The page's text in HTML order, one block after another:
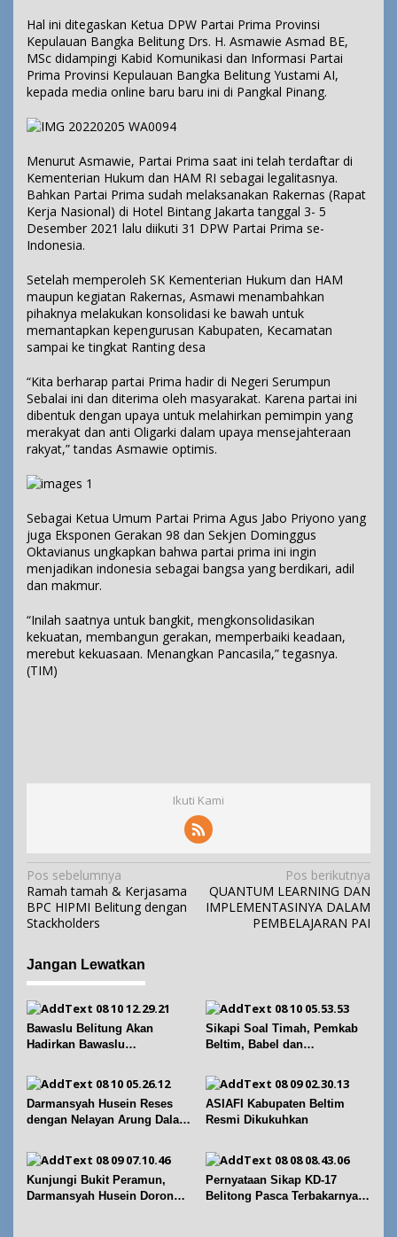
Hal ini ditegaskan Ketua DPW Partai Prima Provinsi
Kepulauan Bangka Belitung Drs. H. Asmawie Asmad BE,
MSc didampingi Kabid Komunikasi dan Informasi Partai
Prima Provinsi Kepulauan Bangka Belitung Yustami AI,
kepada media online baru baru ini di Pangkal Pinang.
Menurut Asmawie, Partai Prima saat ini telah terdaftar di
Kementerian Hukum dan HAM RI sebagai legalitasnya.
Bahkan Partai Prima sudah melaksanakan Rakernas (Rapat
Kerja Nasional) di Hotel Bintang Jakarta tanggal 3- 5
Desember 2021 lalu diikuti 31 DPW Partai Prima se-
Indonesia.
Setelah memperoleh SK Kementerian Hukum dan HAM
maupun kegiatan Rakernas, Asmawi menambahkan
pihaknya melakukan konsolidasi ke bawah untuk
memantapkan kepengurusan Kabupaten, Kecamatan
sampai ke tingkat Ranting desa
“Kita berharap partai Prima hadir di Negeri Serumpun
Sebalai ini dan diterima oleh masyarakat. Karena partai ini
dibentuk dengan upaya untuk melahirkan pemimpin yang
merakyat dan anti Oligarki dalam upaya mensejahteraan
rakyat,” tandas Asmawie optimis.
Sebagai Ketua Umum Partai Prima Agus Jabo Priyono yang
juga Eksponen Gerakan 98 dan Sekjen Dominggus
Oktavianus ungkapkan bahwa partai prima ini ingin
menjadikan indonesia sebagai bangsa yang berdikari, adil
dan makmur.
“Inilah saatnya untuk bangkit, mengkonsolidasikan
kekuatan, membangun gerakan, memperbaiki keadaan,
merebut kekuasaan. Menangkan Pancasila,” tegasnya.
(TIM)
Ikuti Kami
N
a
v
g
a
s
i
p
s
Pos sebelumnya
Ramah tamah & Kerjasama
BPC HIPMI Belitung dengan
Stackholders
Pos berikutnya
QUANTUM LEARNING DAN
IMPLEMENTASINYA DALAM
PEMBELAJARAN PAI
Jangan Lewatkan
Bawaslu Belitung Akan
Hadirkan Bawaslu
Konversi Suara dan Alokasi
Kursi
Sikapi Soal Timah, Pemkab
Beltim, Babel dan
Koordinasi
Darmansyah Husein Reses
dengan Nelayan Arung Dalam
ASIAFI Kabupaten Beltim
Resmi Dikukuhkan
Kunjungi Bukit Peramun,
Darmansyah Husein Dorong
Pernyataan Sikap KD-17
Belitong Pasca Terbakarnya